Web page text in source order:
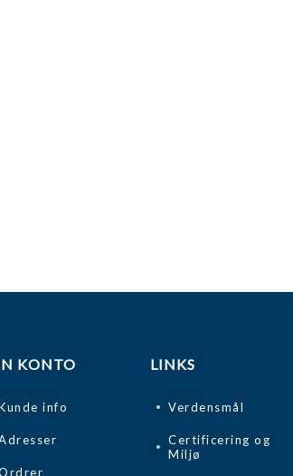
KONTO
info
LINKS
Verdensmål
Certificering og
Miljø